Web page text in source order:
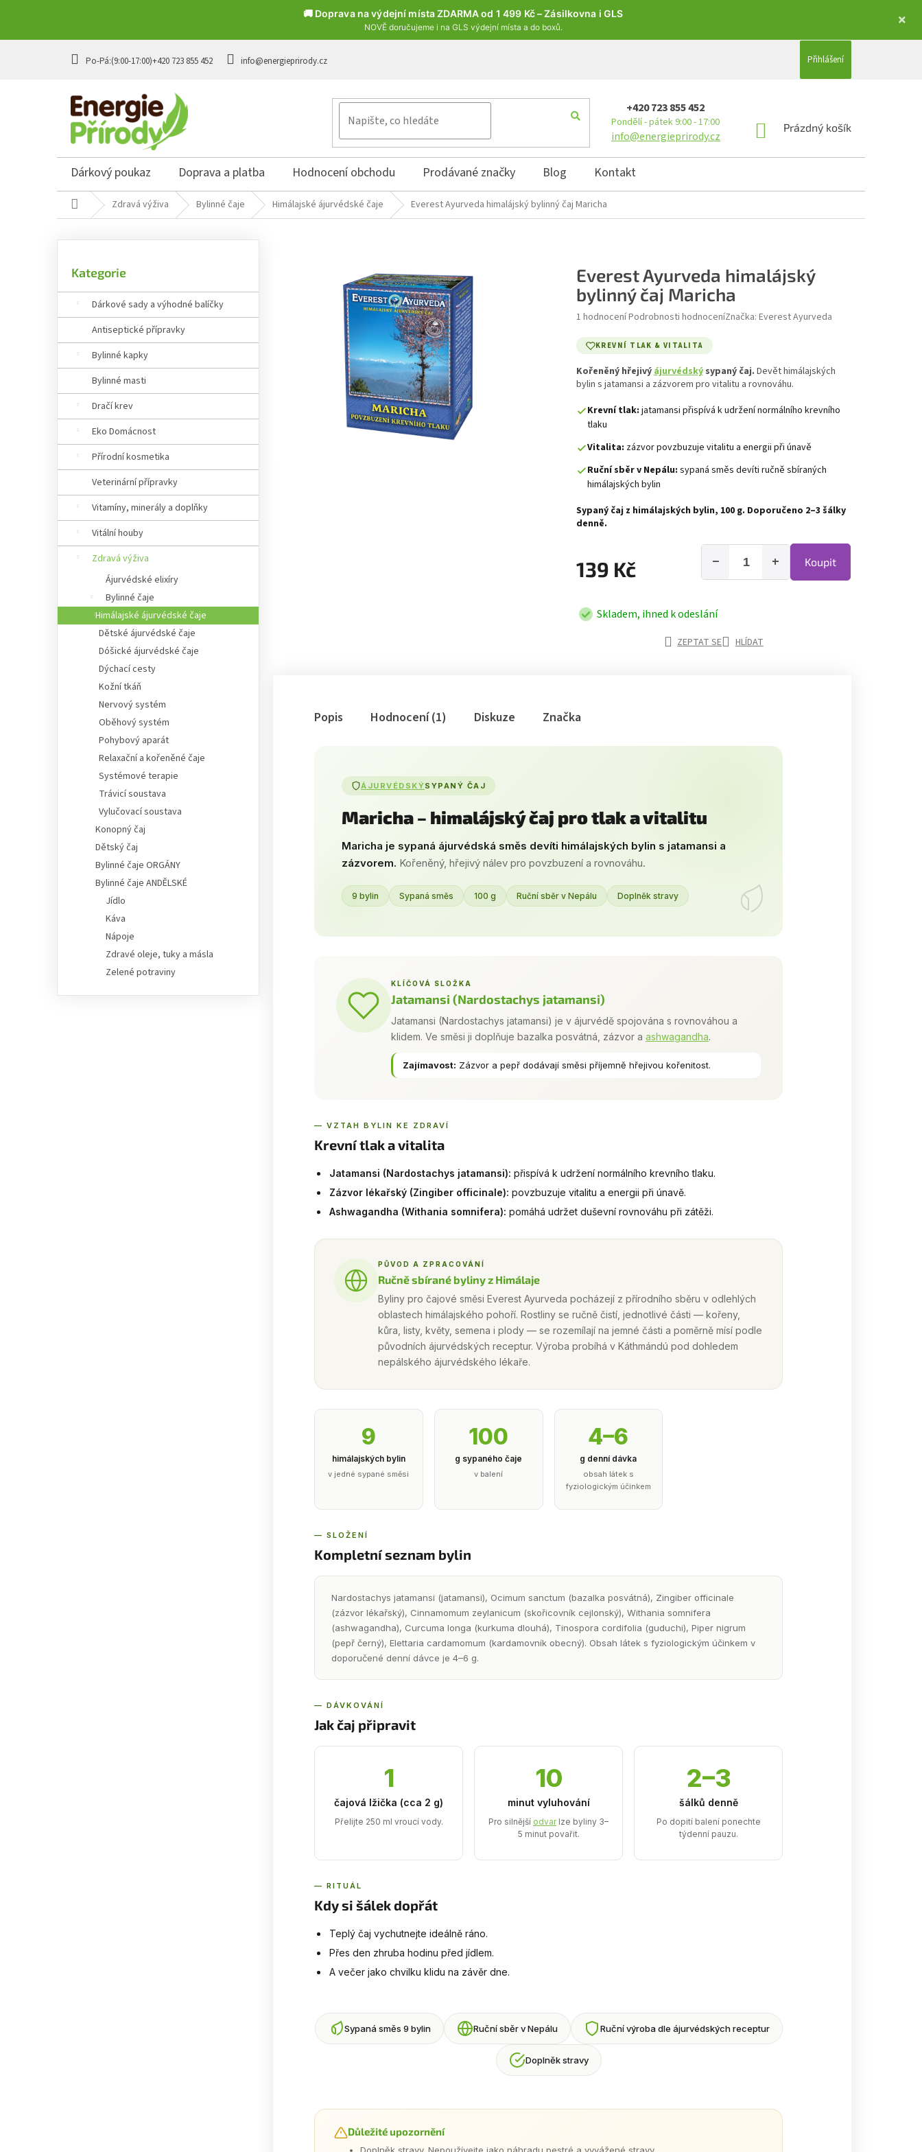
🚚 Doprava na výdejní místa ZDARMA od 1 499 Kč – Zásilkovna i GLS
NOVĚ doručujeme i na GLS výdejní místa a do boxů.
+420 723 855 452 info@energieprirody.cz Přihlášení
+420 723 855 452
Pondělí - pátek 9:00 - 17:00
info@energieprirody.cz
NÁKUPNÍ KOŠÍK
Prázdný košík
Dárkový poukaz Doprava a platba Hodnocení obchodu Prodávané značky Blog Kontakt
Domů Zdravá výživa Bylinné čaje Himálajské ájurvédské čaje Everest Ayurveda himalájský bylinný čaj Maricha
Kategorie
Dárkové sady a výhodné balíčky
Antiseptické přípravky
Bylinné kapky
Bylinné masti
Dračí krev
Eko Domácnost
Přírodní kosmetika
Veterinární přípravky
Vitamíny, minerály a doplňky
Vitální houby
Zdravá výživa
Ájurvédské elixíry
Bylinné čaje
Himálajské ájurvédské čaje
Dětské ájurvédské čaje
Dóšické ájurvédské čaje
Dýchací cesty
Kožní tkáň
Nervový systém
Oběhový systém
Pohybový aparát
Relaxační a kořeněné čaje
Systémové terapie
Trávicí soustava
Vylučovací soustava
Konopný čaj
Dětský čaj
Bylinné čaje ORGÁNY
Bylinné čaje ANDĚLSKÉ
Jídlo
Káva
Nápoje
Zdravé oleje, tuky a másla
Zelené potraviny
Everest Ayurveda himalájský
bylinný čaj Maricha
Průměrné hodnocení produktu je 5,0 z 5 hvězdiček.
1 hodnoceníPodrobnosti hodnoceníZnačka: Everest Ayurveda
KREVNÍ TLAK & VITALITA
Kořeněný hřejivýájurvédskýsypaný čaj. Devět himálajských
bylin s jatamansi a zázvorem pro vitalitu a rovnováhu.
Krevní tlak: jatamansi přispívá k udržení normálního krevního
tlaku
Vitalita: zázvor povzbuzuje vitalitu a energii při únavě
Ruční sběr v Nepálu: sypaná směs devíti ručně sbíraných
himálajských bylin
Sypaný čaj z himálajských bylin, 100 g. Doporučeno 2–3 šálky
denně.
139 Kč +
− Koupit
Skladem, ihned k odeslání
ZEPTAT SE HLÍDAT
Popis Hodnocení (1) Diskuze Značka
ÁJURVÉDSKÝSYPANÝ ČAJ
Maricha – himalájský čaj pro tlak a vitalitu
Maricha je sypaná ájurvédská směs devíti himálajských bylin s jatamansi a
zázvorem. Kořeněný, hřejivý nálev pro povzbuzení a rovnováhu.
9 bylin Sypaná směs 100 g Ruční sběr v Nepálu Doplněk stravy
KLÍČOVÁ SLOŽKA
Jatamansi (Nardostachys jatamansi)
Jatamansi (Nardostachys jatamansi) je v ájurvédě spojována s rovnováhou a
klidem. Ve směsi ji doplňuje bazalka posvátná, zázvor a ashwagandha.
Zajímavost: Zázvor a pepř dodávají směsi příjemně hřejivou kořenitost.
— VZTAH BYLIN KE ZDRAVÍ
Krevní tlak a vitalita
Jatamansi (Nardostachys jatamansi): přispívá k udržení normálního krevního tlaku.
Zázvor lékařský (Zingiber officinale): povzbuzuje vitalitu a energii při únavě.
Ashwagandha (Withania somnifera): pomáhá udržet duševní rovnováhu při zátěži.
PŮVOD A ZPRACOVÁNÍ
Ručně sbírané byliny z Himálaje
Byliny pro čajové směsi Everest Ayurveda pocházejí z přírodního sběru v odlehlých
oblastech himálajského pohoří. Rostliny se ručně čistí, jednotlivé části — kořeny,
kůra, listy, květy, semena i plody — se rozemílají na jemné části a poměrně mísí podle
původních ájurvédských receptur. Výroba probíhá v Káthmándú pod dohledem
nepálského ájurvédského lékaře.
9
himálajských bylin
v jedné sypané směsi
100
g sypaného čaje
v balení
4–6
g denní dávka
obsah látek s
fyziologickým účinkem
— SLOŽENÍ
Kompletní seznam bylin
Nardostachys jatamansi (jatamansi), Ocimum sanctum (bazalka posvátná), Zingiber officinale
(zázvor lékařský), Cinnamomum zeylanicum (skořicovník cejlonský), Withania somnifera
(ashwagandha), Curcuma longa (kurkuma dlouhá), Tinospora cordifolia (guduchi), Piper nigrum
(pepř černý), Elettaria cardamomum (kardamovník obecný). Obsah látek s fyziologickým účinkem v
doporučené denní dávce je 4–6 g.
— DÁVKOVÁNÍ
Jak čaj připravit
1
čajová lžička (cca 2 g)
Přelijte 250 ml vroucí vody.
10
minut vyluhování
Pro silnější odvarlze byliny 3–
5 minut povařit.
2–3
šálků denně
Po dopití balení ponechte
týdenní pauzu.
— RITUÁL
Kdy si šálek dopřát
Teplý čaj vychutnejte ideálně ráno.
Přes den zhruba hodinu před jídlem.
A večer jako chvilku klidu na závěr dne.
Sypaná směs 9 bylin Ruční sběr v Nepálu Ruční výroba dle ájurvédských receptur
Doplněk stravy
Důležité upozornění